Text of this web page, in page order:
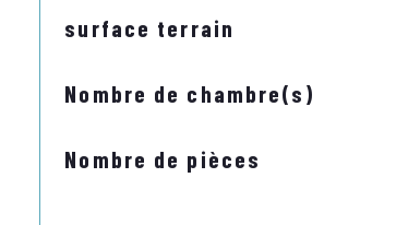
surface terrain
Nombre de chambre(s)
Nombre de pièces